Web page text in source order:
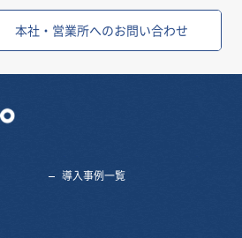
本社・営業所へのお問い合わせ
導入事例一覧